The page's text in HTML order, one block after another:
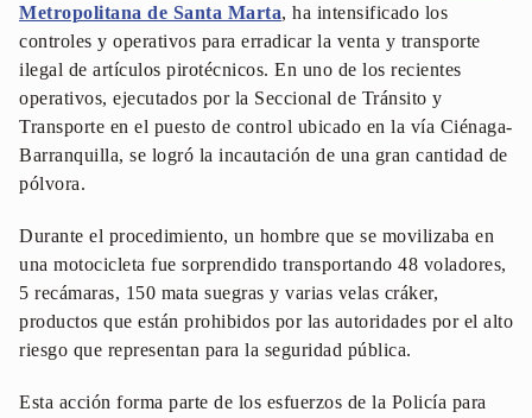
Metropolitana de Santa Marta, ha intensificado los
controles y operativos para erradicar la venta y transporte
ilegal de artículos pirotécnicos. En uno de los recientes
operativos, ejecutados por la Seccional de Tránsito y
Transporte en el puesto de control ubicado en la vía Ciénaga-
Barranquilla, se logró la incautación de una gran cantidad de
pólvora.
Durante el procedimiento, un hombre que se movilizaba en
una motocicleta fue sorprendido transportando 48 voladores,
5 recámaras, 150 mata suegras y varias velas cráker,
productos que están prohibidos por las autoridades por el alto
riesgo que representan para la seguridad pública.
Esta acción forma parte de los esfuerzos de la Policía para